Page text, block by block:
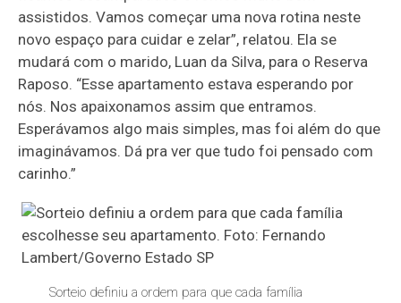
assistidos. Vamos começar uma nova rotina neste
novo espaço para cuidar e zelar”, relatou. Ela se
mudará com o marido, Luan da Silva, para o Reserva
Raposo. “Esse apartamento estava esperando por
nós. Nos apaixonamos assim que entramos.
Esperávamos algo mais simples, mas foi além do que
imaginávamos. Dá pra ver que tudo foi pensado com
carinho.”
Sorteio definiu a ordem para que cada família